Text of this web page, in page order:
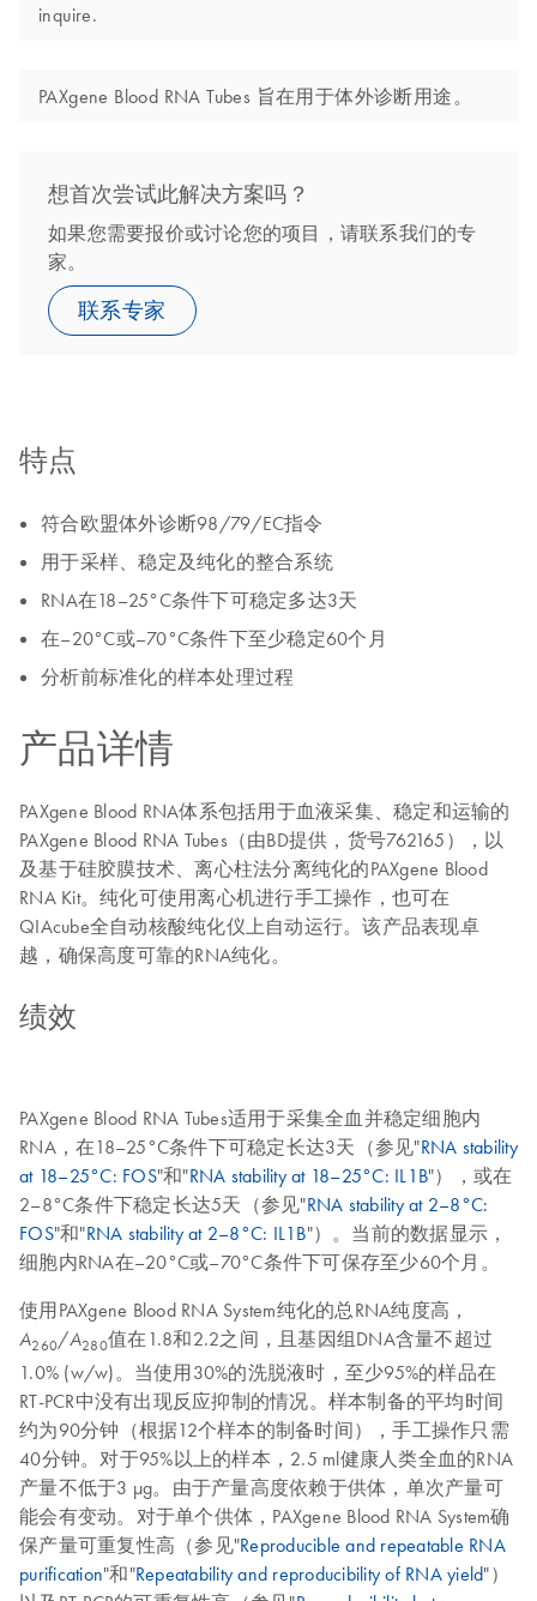
inquire.
PAXgene Blood RNA Tubes 旨在用于体外诊断用途。
想首次尝试此解决方案吗？
如果您需要报价或讨论您的项目，请联系我们的专
家。
联系专家
特点
符合欧盟体外诊断98/79/EC指令
用于采样、稳定及纯化的整合系统
RNA在18–25°C条件下可稳定多达3天
在–20°C或–70°C条件下至少稳定60个月
分析前标准化的样本处理过程
产品详情
PAXgene Blood RNA体系包括用于血液采集、稳定和运输的
PAXgene Blood RNA Tubes（由BD提供，货号762165），以
及基于硅胶膜技术、离心柱法分离纯化的PAXgene Blood
RNA Kit。纯化可使用离心机进行手工操作，也可在
QIAcube全自动核酸纯化仪上自动运行。该产品表现卓
越，确保高度可靠的RNA纯化。
绩效
PAXgene Blood RNA Tubes适用于采集全血并稳定细胞内
RNA，在18–25°C条件下可稳定长达3天（参见"RNA stability
at 18–25°C: FOS"和"RNA stability at 18–25°C: IL1B"），或在
2–8°C条件下稳定长达5天（参见"RNA stability at 2–8°C:
FOS"和"RNA stability at 2–8°C: IL1B"）。当前的数据显示，
细胞内RNA在–20°C或–70°C条件下可保存至少60个月。
使用PAXgene Blood RNA System纯化的总RNA纯度高，
A260/A280值在1.8和2.2之间，且基因组DNA含量不超过
1.0% (w/w)。当使用30%的洗脱液时，至少95%的样品在
RT-PCR中没有出现反应抑制的情况。样本制备的平均时间
约为90分钟（根据12个样本的制备时间），手工操作只需
40分钟。对于95%以上的样本，2.5 ml健康人类全血的RNA
产量不低于3 µg。由于产量高度依赖于供体，单次产量可
能会有变动。对于单个供体，PAXgene Blood RNA System确
保产量可重复性高（参见"Reproducible and repeatable RNA
purification"和"Repeatability and reproducibility of RNA yield"）